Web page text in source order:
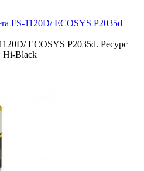
FS-1120D/ ECOSYS P2035d
ECOSYS P2035d. Ресурс
Hi-Black